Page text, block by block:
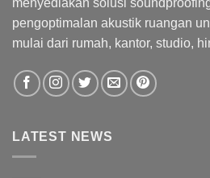
menyediakan solusi
pengoptimalan akustik ruangan
mulai dari rumah, kantor, studio,
LATEST NEWS